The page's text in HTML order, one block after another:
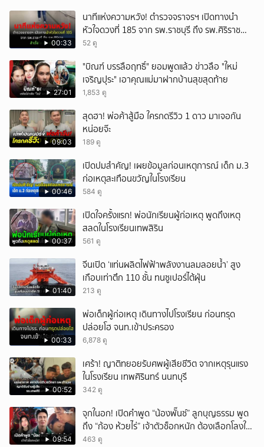
00:33
นาทีแห่งความหวัง! ตำรวจจราจรฯ เปิดทางนำ
หัวใจดวงที่ 185 จาก รพ.ราชบุรี ถึง รพ.ศิริราช
สำเร็จใน 48 นาที
52 ดู
27:01
"บิณฑ์ บรรลือฤทธิ์" ยอมพูดแล้ว ข่าวลือ "ใหม่
เจริญปุระ" เอาคุณแม่มาฝากบ้านสุขสุดท้าย
1,853 ดู
09:03
สุดฮา! พ่อค้าสู้มือ ใครกดรีวิว 1 ดาว มาเจอกัน
หน่อยจ๊ะ
189 ดู
00:46
เปิดปมสำคัญ! เผยข้อมูลก่อนเหตุการณ์ เด็ก ม.3
ก่อเหตุสะเทือนขวัญในโรงเรียน
584 ดู
00:37
เปิดใจครั้งแรก! พ่อนักเรียนผู้ก่อเหตุ พูดถึงเหตุ
สลดในโรงเรียนเทพสิริน
561 ดู
01:40
จีนเปิด ‘แท่นผลิตไฟฟ้าพลังงานลมลอยน้ำ’ สูง
เกือบเท่าตึก 110 ชั้น ทนซูเปอร์ไต้ฝุ่น
213 ดู
00:33
พ่อเด็กผู้ก่อเหตุ เดินทางไปโรงเรียน ก่อนทรุด
ปล่อยโฮ จนท.เข้าประครอง
6,878 ดู
00:52
เศร้า! ญาติทยอยรับศพผู้เสียชีวิต จากเหตุรุนแรง
ในโรงเรียน เทพศิรินทร์ นนทบุรี
342 ดู
09:54
จุกในอก! เปิดคำพูด “น้องพั๊นซ์” ลูกบุญธรรม พูด
ถึง “ก้อง ห้วยไร่” เจ้าตัวช็อกหนัก ต้องเลือกโลงให้
ลูก!
463 ดู